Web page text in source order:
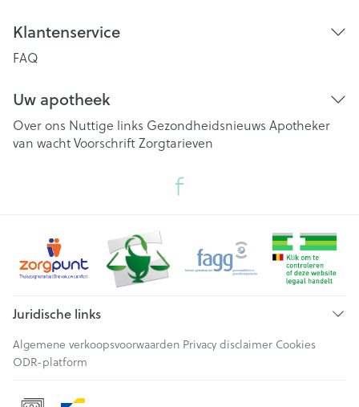
Klantenservice
FAQ
Uw apotheek
Over ons Nuttige links Gezondheidsnieuws Apotheker
van wachtVoorschriftZorgtarieven
Juridische links
Algemene verkoopsvoorwaarden Privacy disclaimer Cookies
ODR-platform